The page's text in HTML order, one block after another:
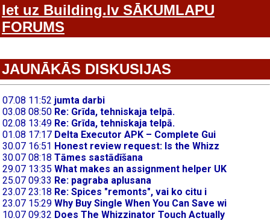
Iet uz Building.lv SĀKUMLAPU
FORUMS
JAUNĀKĀS DISKUSIJAS